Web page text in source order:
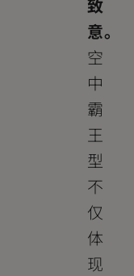
致
意。
空
中
霸
王
型
不
仅
体
现